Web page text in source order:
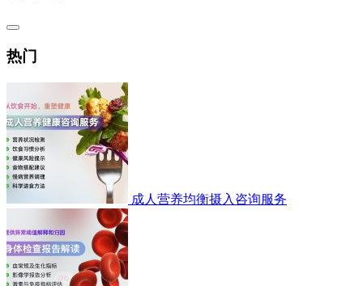
热门
成人营养均衡摄入咨询服务